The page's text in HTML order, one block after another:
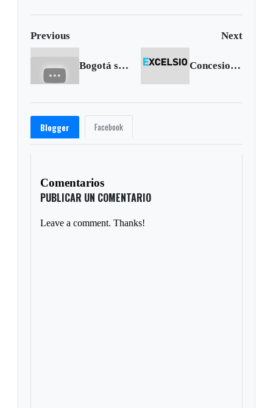
Previous Next
Bogotá se rindió ante Nairo Concesiones otorgadas por Nicaragua están al occidente del meridiano 82: Canciller
Blogger Facebook
Comentarios
PUBLICAR UN COMENTARIO
Leave a comment. Thanks!